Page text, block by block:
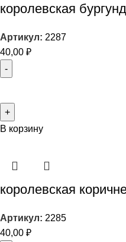
королевская
Артикул: 2287
40,00 ₽
В корзину
королевская
Артикул: 2285
40,00 ₽